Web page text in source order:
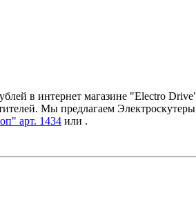
в интернет магазине "Electro
Мы предлагаем
арт. 1434 или .